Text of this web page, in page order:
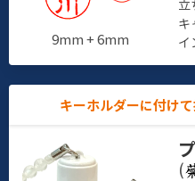
9mm + 6mm
立
キ
イ
キーホルダーに付け
(